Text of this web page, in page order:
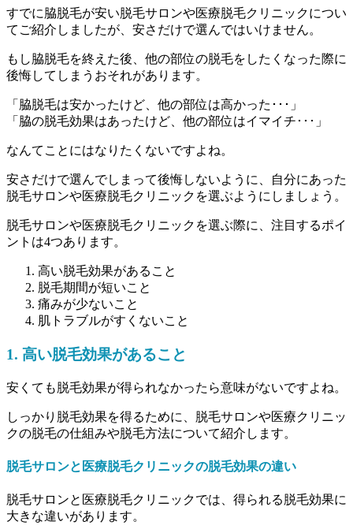
すでに脇脱毛が安い脱毛サロンや医療脱毛クリニックについ
てご紹介しましたが、安さだけで選んではいけません。
もし脇脱毛を終えた後、他の部位の脱毛をしたくなった際に
後悔してしまうおそれがあります。
「脇脱毛は安かったけど、他の部位は高かった･･･」
「脇の脱毛効果はあったけど、他の部位はイマイチ･･･」
なんてことにはなりたくないですよね。
安さだけで選んでしまって後悔しないように、自分にあった
脱毛サロンや医療脱毛クリニックを選ぶようにしましょう。
脱毛サロンや医療脱毛クリニックを選ぶ際に、注目するポイ
ントは4つあります。
高い脱毛効果があること
脱毛期間が短いこと
痛みが少ないこと
肌トラブルがすくないこと
1. 高い脱毛効果があること
安くても脱毛効果が得られなかったら意味がないですよね。
しっかり脱毛効果を得るために、 脱毛サロンや医療クリニッ
クの脱毛の仕組みや脱毛方法について紹介します。
脱毛サロンと医療脱毛クリニックの脱毛効果の違い
脱毛サロンと医療脱毛クリニックでは、得られる脱毛効果に
大きな違いがあります。